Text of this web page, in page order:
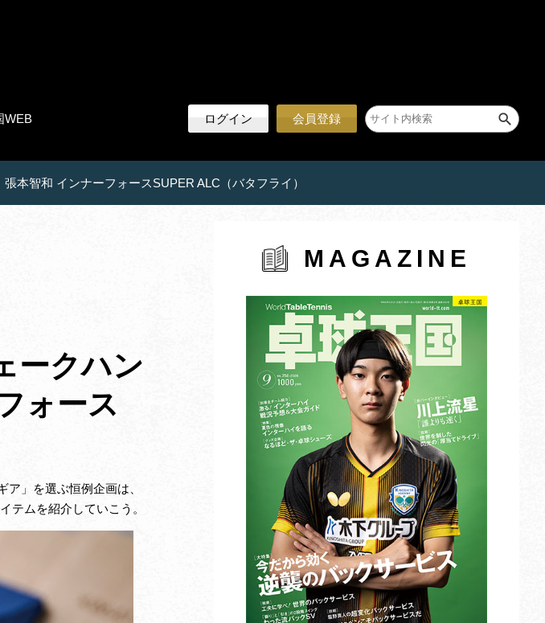
WEB ログイン 会員登録
本智和 インナーフォースSUPER ALC（バタフライ）
ークハン
ォース
」を選ぶ恒例企画は、
テムを紹介していこう。
MAGAZINE